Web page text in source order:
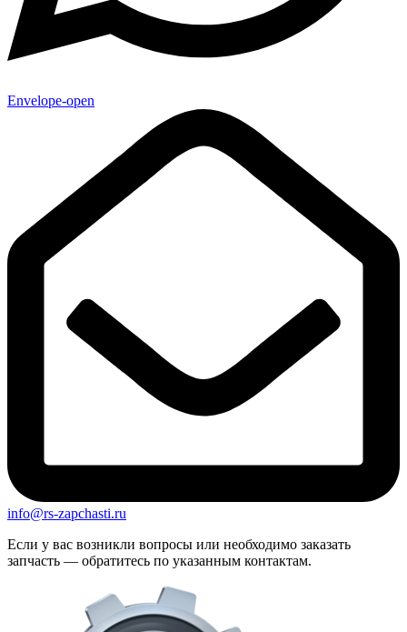
Envelope-open
info@rs-zapchasti.ru
Если у вас возникли вопросы или необходимо заказать
запчасть — обратитесь по указанным контактам.